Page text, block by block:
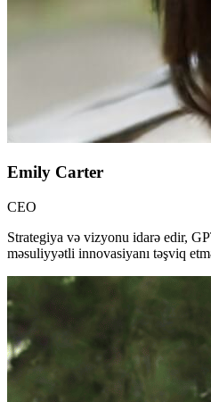
Emily Carter
CEO
Strategiya və vizyonu idarə edir,
məsuliyyətli innovasiyanı təşviq